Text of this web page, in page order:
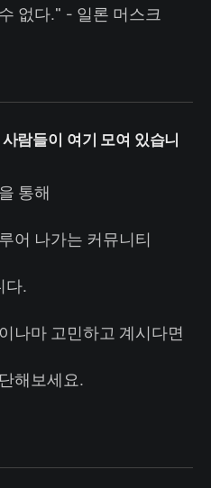
없다." - 일론 머스크
람들이 여기 모여 있습니
통해
어 나가는 커뮤니티
다.
나마 고민하고 계시다면
해보세요.